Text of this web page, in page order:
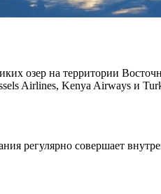
озер на территории
Airlines, Kenya Airways и
регулярно совершает